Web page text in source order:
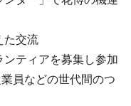
た交流
ンティアを募集し参加
員などの世代間のつ